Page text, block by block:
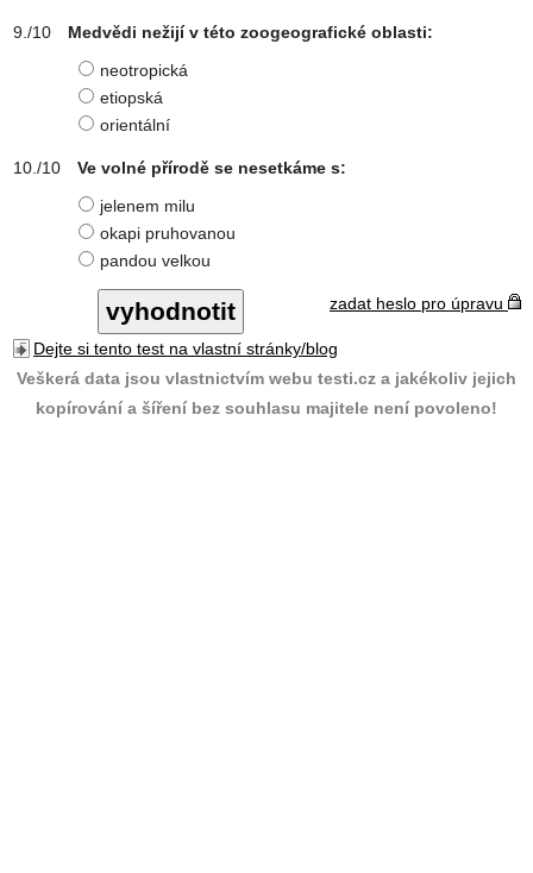
Medvědi nežijí v této zoogeografické oblasti:
neotropická
etiopská
orientální
Ve volné přírodě se nesetkáme s:
jelenem milu
okapi pruhovanou
pandou velkou
zadat heslo pro úpravu
Dejte si tento test na vlastní stránky/blog
Veškerá data jsou vlastnictvím webu testi.cz a jakékoliv jejich
kopírování a šíření bez souhlasu majitele není povoleno!